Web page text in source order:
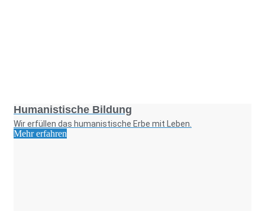
Humanistische Bildung
Wir erfüllen das humanistische Erbe mit Leben.
Mehr erfahren